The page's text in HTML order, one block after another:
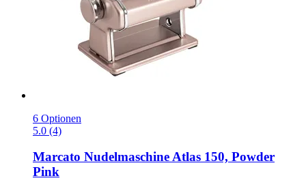
6 Optionen
5.0 (4)
Marcato Nudelmaschine Atlas 150, Powder
Pink